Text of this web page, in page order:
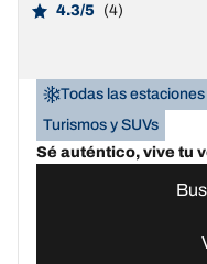
4.3/5 (4)
Todas las estaciones
Turismos y SUVs
Sé auténtico, vive tu